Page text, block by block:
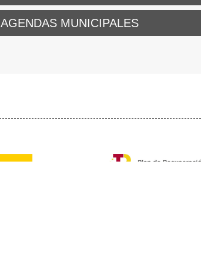
AGENDAS MUNICIPALES